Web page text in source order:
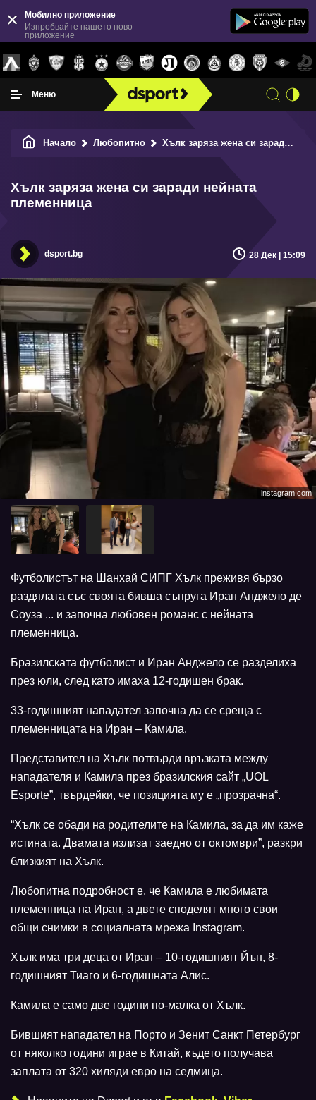
Мобилно приложение
Изпробвайте нашето ново
приложение
Меню
Начало Любопитно Хълк заряза жена си заради нейната племенница
Хълк заряза жена си заради нейната
племенница
dsport.bg 28 Дек | 15:09
instagram.com
Футболистът на Шанхай СИПГ Хълк преживя бързо
раздялата със своята бивша съпруга Иран Анджело де
Соуза ... и започна любовен романс с нейната
племенница.
Бразилската футболист и Иран Анджело се разделиха
през юли, след като имаха 12-годишен брак.
33-годишният нападател започна да се среща с
племенницата на Иран – Камила.
Представител на Хълк потвърди връзката между
нападателя и Камила през бразилския сайт „UOL
Esporte”, твърдейки, че позицията му е „прозрачна“.
“Хълк се обади на родителите на Камила, за да им каже
истината. Двамата излизат заедно от октомври”, разкри
близкият на Хълк.
Любопитна подробност е, че Камила е любимата
племенница на Иран, а двете споделят много свои
общи снимки в социалната мрежа Instagram.
Хълк има три деца от Иран – 10-годишният Йън, 8-
годишният Тиаго и 6-годишната Алис.
Камила е само две години по-малка от Хълк.
Бившият нападател на Порто и Зенит Санкт Петербург
от няколко години играе в Китай, където получава
заплата от 320 хиляди евро на седмица.